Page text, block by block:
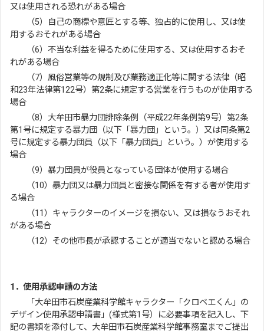
又は使用される恐れがある場合
（5）自己の商標や意匠とする等、独占的に使用し、又は使
用するおそれがある場合
（6）不当な利益を得るために使用する、又は使用するおそ
れがある場合
（7）風俗営業等の規制及び業務適正化等に関する法律（昭
和23年法律第122号）第2条に規定する営業を行うものが使用する
場合
（8）大牟田市暴力団排除条例（平成22年条例第9号）第2条
第1号に規定する暴力団（以下「暴力団」という。）又は同条第2
号に規定する暴力団員（以下「暴力団員」という。）が使用する
場合
（9）暴力団員が役員となっている団体が使用する場合
（10）暴力団又は暴力団員と密接な関係を有する者が使用す
る場合
（11）キャラクターのイメージを損ない、又は損なうおそれ
がある場合
（12）その他市長が承認することが適当でないと認める場合
1．使用承認申請の方法
「大牟田市石炭産業科学館キャラクター「クロベエくん」の
デザイン使用承認申請書」(様式第1号）に必要事項を記入し、下
記の書類を添付して、大牟田市石炭産業科学館事務室までご提出